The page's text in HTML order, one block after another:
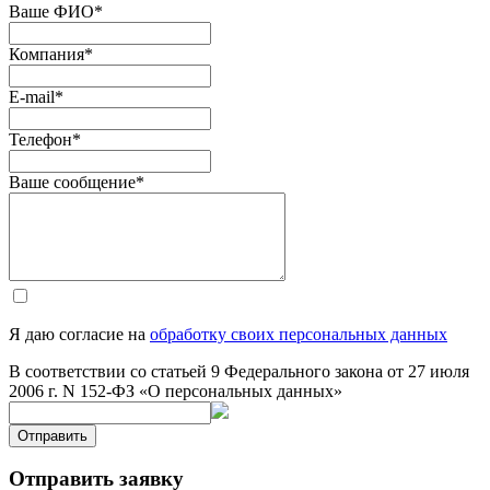
Ваше ФИО*
Компания*
E-mail*
Телефон*
Ваше сообщение*
Я даю согласие на обработку своих персональных данных
В соответствии со статьей 9 Федерального закона от 27 июля
2006 г. N 152-ФЗ «О персональных данных»
Отправить
Отправить заявку